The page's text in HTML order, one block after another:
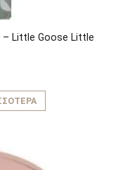
– Little Goose Little